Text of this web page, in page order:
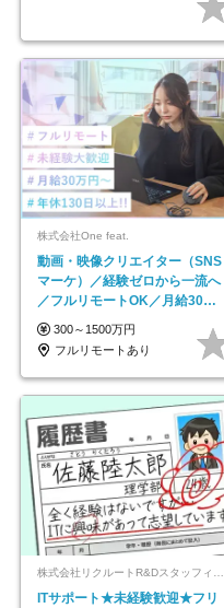
株式会社One feat.
動画・映像クリエイター（SNS
マーケ）／経験ゼロから一流へ
／フルリモートOK／月給30万
円～／年休130日以上
300～1500万円
フルリモートあり
株式会社リクルートR&Dスタッフィング【リクルートグループ】
ITサポート★未経験歓迎★フリ